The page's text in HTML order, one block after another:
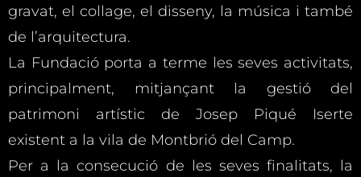
gravat, el collage, el disseny, la música i també
de l’arquitectura.
La Fundació porta a terme les seves activitats,
principalment, mitjançant la gestió del
patrimoni artístic de Josep Piqué Iserte
existent a la vila de Montbrió del Camp.
Per a la consecució de les seves finalitats, la